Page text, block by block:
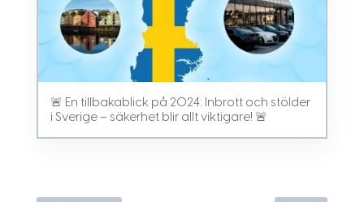
🚨 En tillbakablick på 2024: Inbrott och stölder
i Sverige – säkerhet blir allt viktigare! 🚨